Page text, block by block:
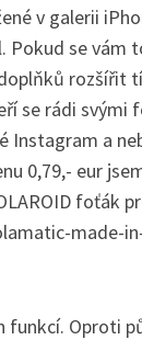
v galerii
Pokud se vám
rozšířit
se rádi svými
Instagram a
0,79,- eur
foťák
made-
funkcí. Oproti